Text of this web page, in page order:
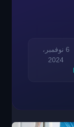
6 نوفمبر،
2024